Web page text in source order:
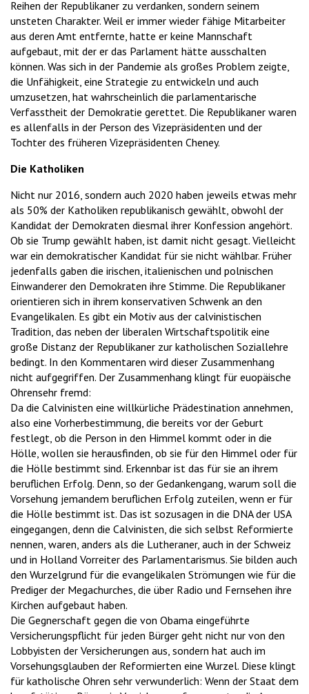
Reihen der Republikaner zu verdanken, sondern seinem
unsteten Charakter. Weil er immer wieder fähige Mitarbeiter
aus deren Amt entfernte, hatte er keine Mannschaft
aufgebaut, mit der er das Parlament hätte ausschalten
können. Was sich in der Pandemie als großes Problem zeigte,
die Unfähigkeit, eine Strategie zu entwickeln und auch
umzusetzen, hat wahrscheinlich die parlamentarische
Verfasstheit der Demokratie gerettet. Die Republikaner waren
es allenfalls in der Person des Vizepräsidenten und der
Tochter des früheren Vizepräsidenten Cheney.
Die Katholiken
Nicht nur 2016, sondern auch 2020 haben jeweils etwas mehr
als 50% der Katholiken republikanisch gewählt, obwohl der
Kandidat der Demokraten diesmal ihrer Konfession angehört.
Ob sie Trump gewählt haben, ist damit nicht gesagt. Vielleicht
war ein demokratischer Kandidat für sie nicht wählbar. Früher
jedenfalls gaben die irischen, italienischen und polnischen
Einwanderer den Demokraten ihre Stimme. Die Republikaner
orientieren sich in ihrem konservativen Schwenk an den
Evangelikalen. Es gibt ein Motiv aus der calvinistischen
Tradition, das neben der liberalen Wirtschaftspolitik eine
große Distanz der Republikaner zur katholischen Soziallehre
bedingt. In den Kommentaren wird dieser Zusammenhang
nicht aufgegriffen. Der Zusammenhang klingt für euopäische
Ohrensehr fremd:
Da die Calvinisten eine willkürliche Prädestination annehmen,
also eine Vorherbestimmung, die bereits vor der Geburt
festlegt, ob die Person in den Himmel kommt oder in die
Hölle, wollen sie herausfinden, ob sie für den Himmel oder für
die Hölle bestimmt sind. Erkennbar ist das für sie an ihrem
beruflichen Erfolg. Denn, so der Gedankengang, warum soll die
Vorsehung jemandem beruflichen Erfolg zuteilen, wenn er für
die Hölle bestimmt ist. Das ist sozusagen in die DNA der USA
eingegangen, denn die Calvinisten, die sich selbst Reformierte
nennen, waren, anders als die Lutheraner, auch in der Schweiz
und in Holland Vorreiter des Parlamentarismus. Sie bilden auch
den Wurzelgrund für die evangelikalen Strömungen wie für die
Prediger der Megachurches, die über Radio und Fernsehen ihre
Kirchen aufgebaut haben.
Die Gegnerschaft gegen die von Obama eingeführte
Versicherungspflicht für jeden Bürger geht nicht nur von den
Lobbyisten der Versicherungen aus, sondern hat auch im
Vorsehungsglauben der Reformierten eine Wurzel. Diese klingt
für katholische Ohren sehr verwunderlich: Wenn der Staat dem